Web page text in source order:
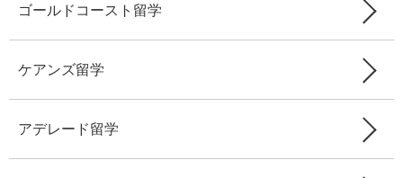
ゴールドコースト留学
ケアンズ留学
アデレード留学